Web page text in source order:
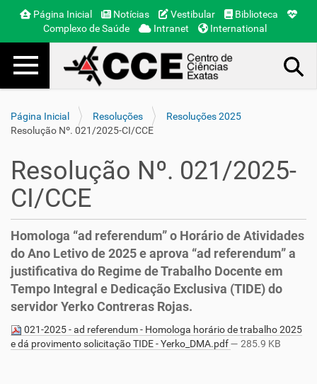
Página Inicial Notícias Vestibular
Biblioteca
Complexo de Saúde
Intranet International
Toggle navigation
Página Inicial
Resoluções
Resoluções 2025
Resolução Nº. 021/2025-CI/CCE
Resolução Nº. 021/2025-
CI/CCE
Homologa “ad referendum” o Horário de Atividades
do Ano Letivo de 2025 e aprova “ad referendum” a
justificativa do Regime de Trabalho Docente em
Tempo Integral e Dedicação Exclusiva (TIDE) do
servidor Yerko Contreras Rojas.
021-2025 - ad referendum - Homologa horário de trabalho 2025
e dá provimento solicitação TIDE - Yerko_DMA.pdf— 285.9 KB